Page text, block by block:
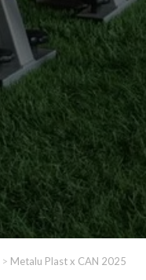
> Metalu Plast x CAN 2025